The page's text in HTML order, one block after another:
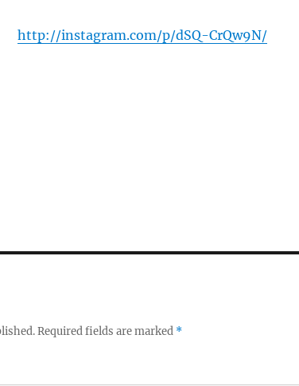
http://instagram.com/p/dSQ-CrQw9N/
Required fields are marked *